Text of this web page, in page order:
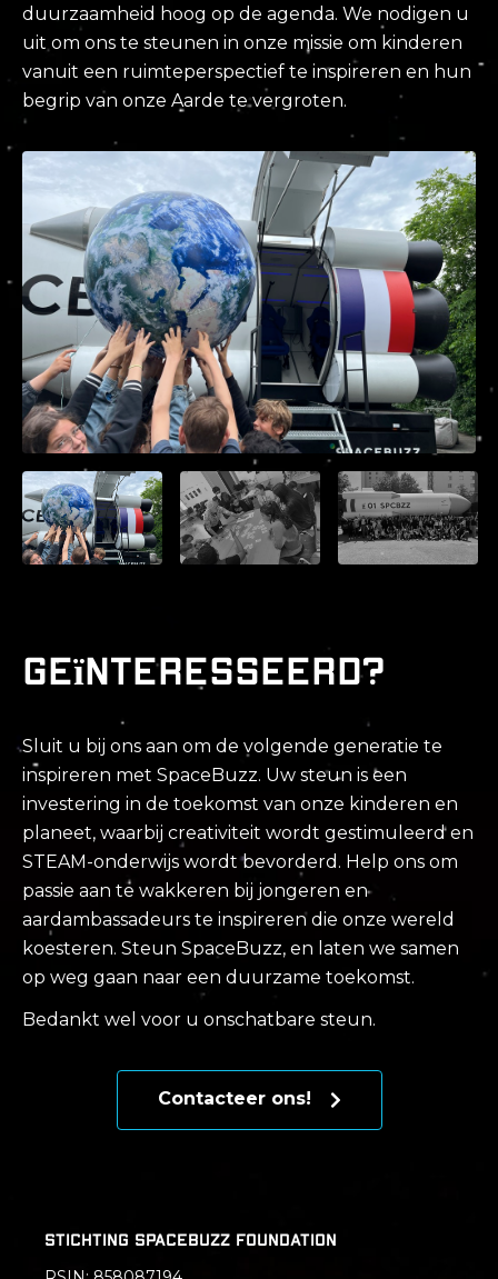
duurzaamheid hoog op de agenda. We nodigen u
uit om ons te steunen in onze missie om kinderen
vanuit een ruimteperspectief te inspireren en hun
begrip van onze Aarde te vergroten.
Geïnteresseerd?
Sluit u bij ons aan om de volgende generatie te
inspireren met SpaceBuzz. Uw steun is een
investering in de toekomst van onze kinderen en
planeet, waarbij creativiteit wordt gestimuleerd en
STEAM-onderwijs wordt bevorderd. Help ons om
passie aan te wakkeren bij jongeren en
aardambassadeurs te inspireren die onze wereld
koesteren. Steun SpaceBuzz, en laten we samen
op weg gaan naar een duurzame toekomst.
Bedankt wel voor u onschatbare steun.
Contacteer ons!
Stichting SpaceBuzz Foundation